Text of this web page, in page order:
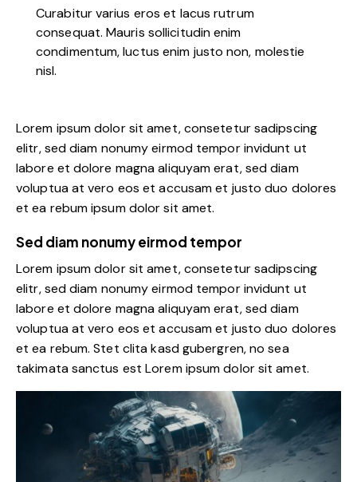
Curabitur varius eros et lacus rutrum
consequat. Mauris sollicitudin enim
condimentum, luctus enim justo non, molestie
nisl.
Lorem ipsum dolor sit amet, consetetur sadipscing
elitr, sed diam nonumy eirmod tempor invidunt ut
labore et dolore magna aliquyam erat, sed diam
voluptua at vero eos et accusam et justo duo dolores
et ea rebum ipsum dolor sit amet.
Sed diam nonumy eirmod tempor
Lorem ipsum dolor sit amet, consetetur sadipscing
elitr, sed diam nonumy eirmod tempor invidunt ut
labore et dolore magna aliquyam erat, sed diam
voluptua at vero eos et accusam et justo duo dolores
et ea rebum. Stet clita kasd gubergren, no sea
takimata sanctus est Lorem ipsum dolor sit amet.